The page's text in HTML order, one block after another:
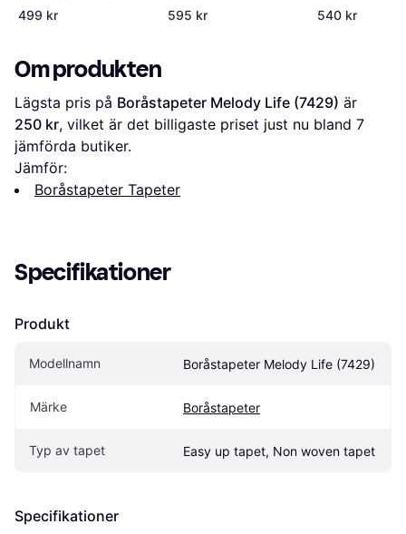
499 kr
595 kr 540 kr
Om produkten
Lägsta pris på Boråstapeter Melody Life (7429)
250 kr, vilket är det billigaste priset just nu bland 7
jämförda butiker.
Jämför:
Boråstapeter Tapeter
Specifikationer
Produkt
Modellnamn Boråstapeter Melody Life (7429)
Märke Boråstapeter
Typ av tapet Easy up tapet, Non woven tapet
Specifikationer